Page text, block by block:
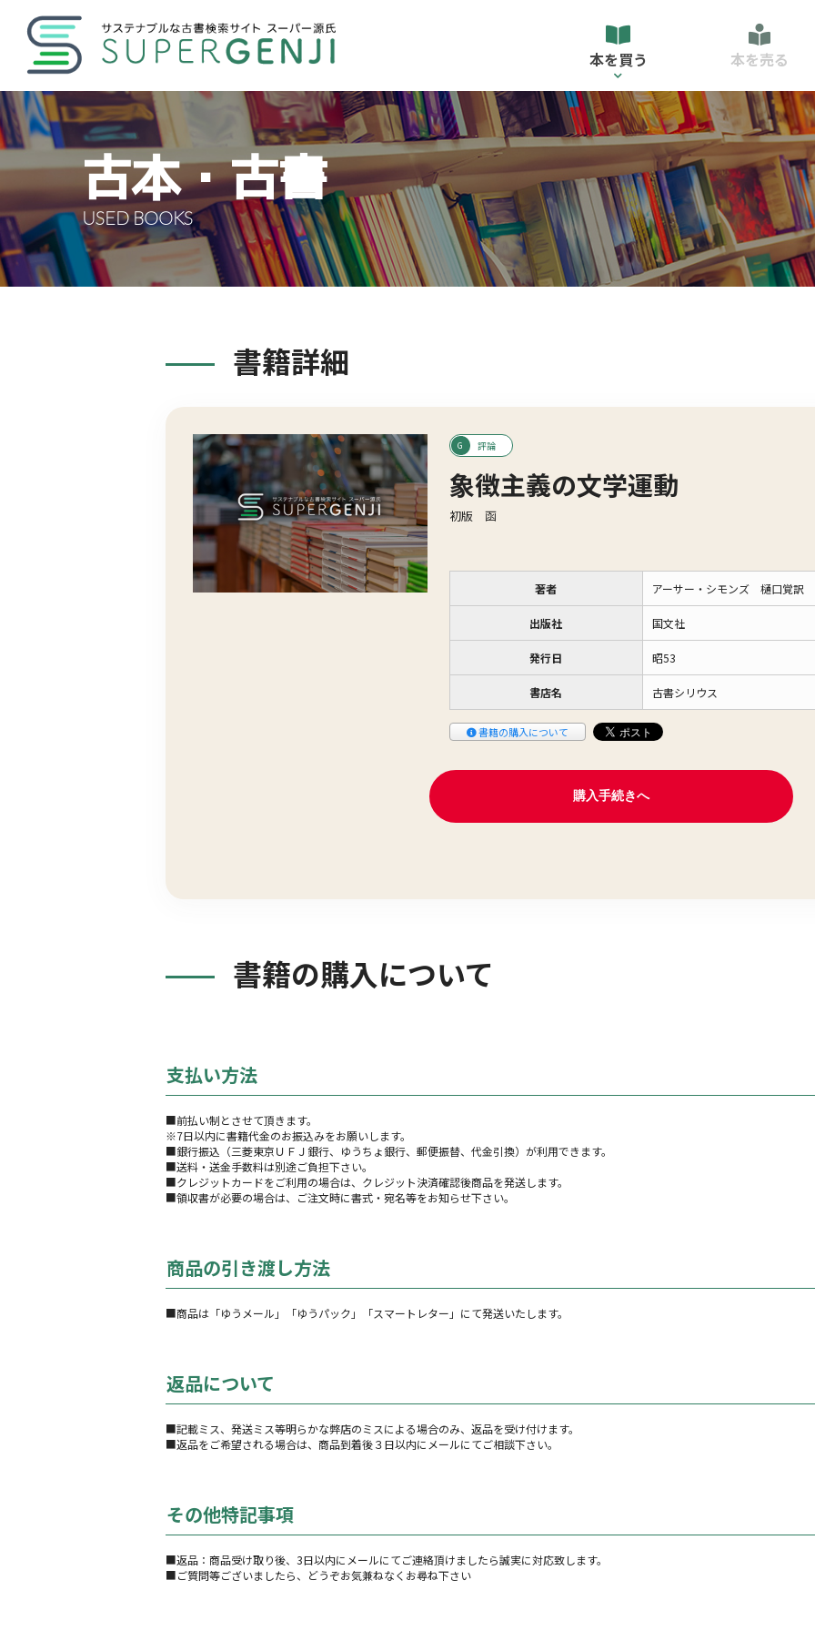
本を買う 本を売る
古本・古書
USED BOOKS
書籍詳細
評論
象徴主義の文学運動
初版 函
著者 アーサー・シモンズ 樋口覚訳
出版社 国文社
発行日 昭53
書店名 古書シリウス
書籍の購入について
書籍の購入について
支払い方法
■前払い制とさせて頂きます。
※7日以内に書籍代金のお振込みをお願いします。
■銀行振込（三菱東京ＵＦＪ銀行、ゆうちょ銀行、郵便振替、代金引換）が利用できます。
■送料・送金手数料は別途ご負担下さい。
■クレジットカードをご利用の場合は、クレジット決済確認後商品を発送します。
■領収書が必要の場合は、ご注文時に書式・宛名等をお知らせ下さい。
商品の引き渡し方法
■商品は「ゆうメール」「ゆうパック」「スマートレター」にて発送いたします。
返品について
■記載ミス、発送ミス等明らかな弊店のミスによる場合のみ、返品を受け付けます。
■返品をご希望される場合は、商品到着後３日以内にメールにてご相談下さい。
その他特記事項
■返品：商品受け取り後、3日以内にメールにてご連絡頂けましたら誠実に対応致します。
■ご質問等ございましたら、どうぞお気兼ねなくお尋ね下さい